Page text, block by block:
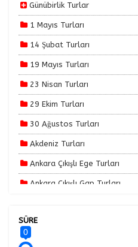
Günübirlik Turlar
1 Mayıs Turları
14 Şubat Turları
19 Mayıs Turları
23 Nisan Turları
29 Ekim Turları
30 Ağustos Turları
Akdeniz Turları
Ankara Çıkışlı Ege Turları
Ankara Çıkışlı Gap Turları
Ankara Çıkışlı Turlar
Ankara Çıkışlı Yılbaşı Özel
SÜRE
0